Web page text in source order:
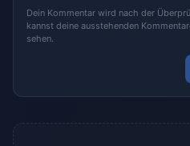
Dein Kommentar wird nach der
kannst deine ausstehenden
sehen.